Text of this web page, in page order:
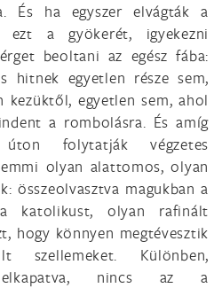
És ha egyszer elvágták a
ezt a gyökerét, igyekezni
beoltani az egész fába:
hitnek egyetlen része sem,
kezüktől, egyetlen sem, ahol
a rombolásra. És amíg
folytatják végzetes
olyan alattomos, olyan
összeolvasztva magukban a
katolikust, olyan rafinált
hogy könnyen megtévesztik
szellemeket. Különben,
elkapatva, nincs az a